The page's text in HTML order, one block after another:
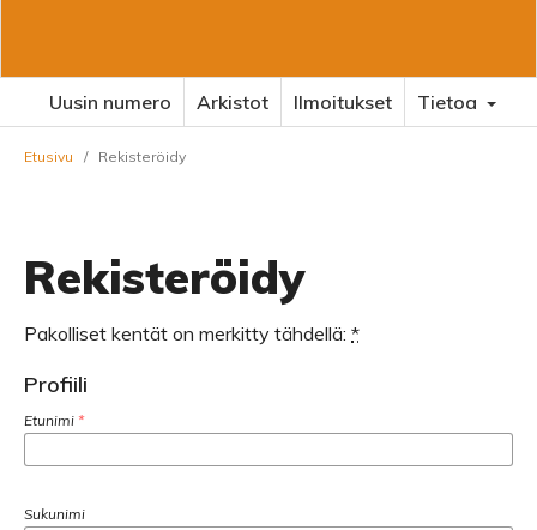
Uusin numero Arkistot Ilmoitukset Tietoa
Etusivu / Rekisteröidy
Rekisteröidy
Pakolliset kentät on merkitty tähdellä: *
Profiili
Etunimi *
Sukunimi